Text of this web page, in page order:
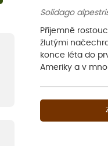
Solidago
Příjemně
žlutými
konce léta do
Ameriky a v